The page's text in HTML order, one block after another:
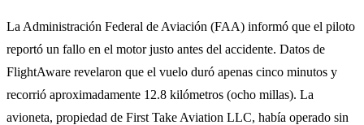
La Administración Federal de Aviación (FAA) informó que el piloto
reportó un fallo en el motor justo antes del accidente. Datos de
FlightAware revelaron que el vuelo duró apenas cinco minutos y
recorrió aproximadamente 12.8 kilómetros (ocho millas). La
avioneta, propiedad de First Take Aviation LLC, había operado sin